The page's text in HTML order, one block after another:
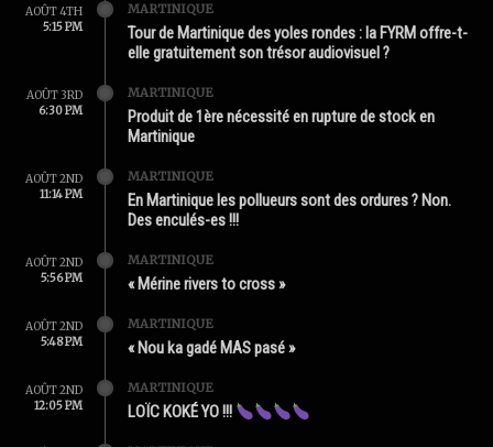
AOÛT 4TH
5:15 PM
MARTINIQUE
Tour de Martinique des yoles rondes : la FYRM offre-t-
elle gratuitement son trésor audiovisuel ?
AOÛT 3RD
6:30 PM
MARTINIQUE
Produit de 1ère nécessité en rupture de stock en
Martinique
AOÛT 2ND
11:14 PM
MARTINIQUE
En Martinique les pollueurs sont des ordures ? Non.
Des enculés-es !!!
AOÛT 2ND
5:56 PM
MARTINIQUE
« Mérine rivers to cross »
AOÛT 2ND
5:48 PM
MARTINIQUE
« Nou ka gadé MAS pasé »
AOÛT 2ND
12:05 PM
MARTINIQUE
LOÏC KOKÉ YO !!!